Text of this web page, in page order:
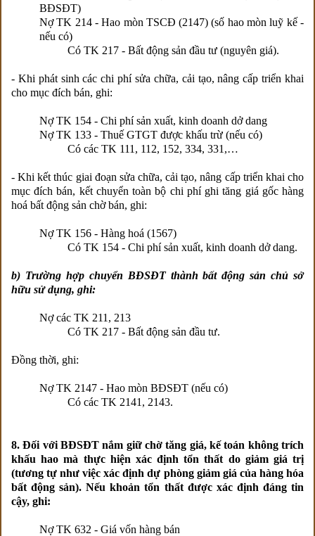
BĐSĐT)
Nợ TK 214 - Hao mòn TSCĐ (2147) (số hao mòn luỹ kế -
nếu có)
Có TK 217 - Bất động sản đầu tư (nguyên giá).
- Khi phát sinh các chi phí sửa chữa, cải tạo, nâng cấp triển khai
cho mục đích bán, ghi:
Nợ TK 154 - Chi phí sản xuất, kinh doanh dở dang
Nợ TK 133 - Thuế GTGT được khấu trừ (nếu có)
Có các TK 111, 112, 152, 334, 331,…
- Khi kết thúc giai đoạn sửa chữa, cải tạo, nâng cấp triển khai cho
mục đích bán, kết chuyển toàn bộ chi phí ghi tăng giá gốc hàng
hoá bất động sản chờ bán, ghi:
Nợ TK 156 - Hàng hoá (1567)
Có TK 154 - Chi phí sản xuất, kinh doanh dở dang.
b) Trường hợp chuyển BĐSĐT thành bất động sản chủ sở
hữu sử dụng, ghi:
Nợ các TK 211, 213
Có TK 217 - Bất động sản đầu tư.
Đồng thời, ghi:
Nợ TK 2147 - Hao mòn BĐSĐT (nếu có)
Có các TK 2141, 2143.
8. Đối với BĐSĐT nắm giữ chờ tăng giá, kế toán không trích
khấu hao mà thực hiện xác định tổn thất do giảm giá trị
(tương tự như việc xác định dự phòng giảm giá của hàng hóa
bất động sản). Nếu khoản tổn thất được xác định đáng tin
cậy, ghi:
Nợ TK 632 - Giá vốn hàng bán